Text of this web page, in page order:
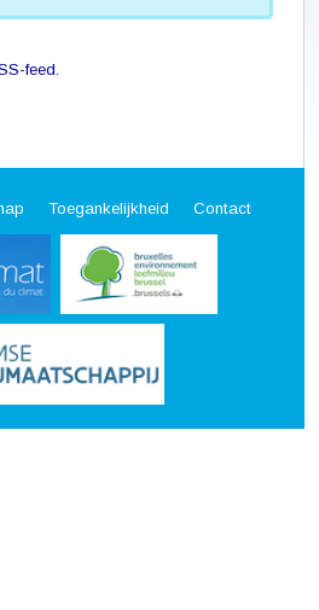
feed.
Toegankelijkheid Contact